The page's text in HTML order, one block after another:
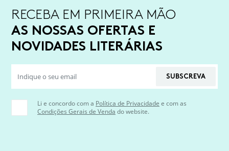
RECEBA EM PRIMEIRA MÃO
AS NOSSAS OFERTAS E
NOVIDADES LITERÁRIAS
SUBSCREVA
Li e concordo com a Política de Privacidade e com as
Condições Gerais de Venda do website.